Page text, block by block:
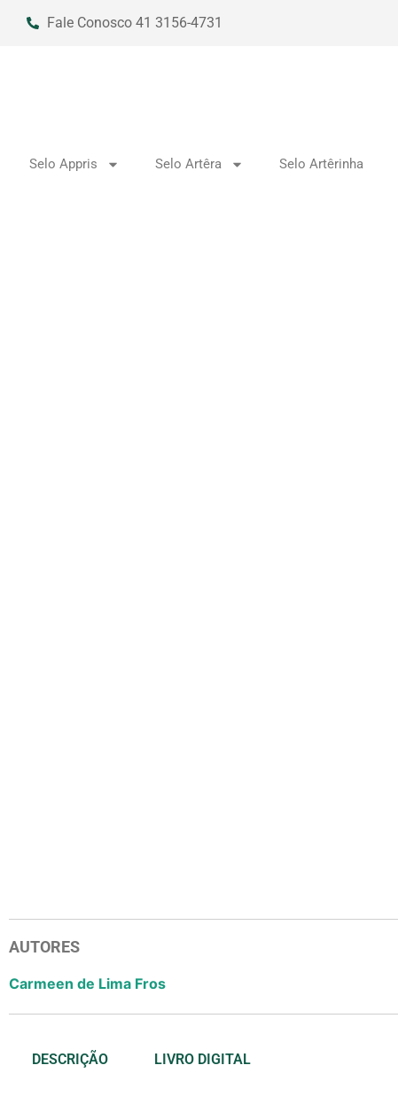
Fale Conosco 41 3156-4731
Selo Appris Selo Artêra Selo Artêrinha
AUTORES
Carmeen de Lima Fros
DESCRIÇÃO LIVRO DIGITAL